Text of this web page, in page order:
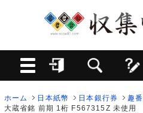
ホーム 日本紙幣 日本銀行券 趣番
大蔵省銘 前期 1桁 F567315Z 未使用